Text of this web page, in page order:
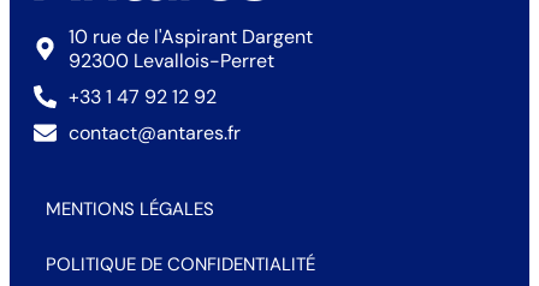
10 rue de l'Aspirant Dargent
92300 Levallois-Perret
+33 1 47 92 12 92
contact@antares.fr
MENTIONS LÉGALES
POLITIQUE DE CONFIDENTIALITÉ